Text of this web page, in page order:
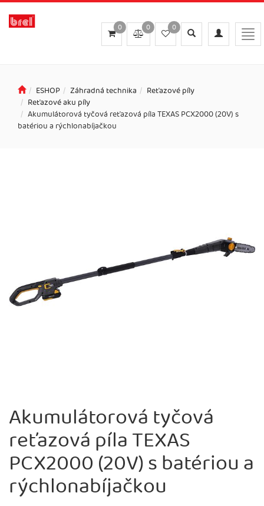
Toggle
navigation
Toggle
search
0
0
0
ESHOP Záhradná technika
Reťazové píly
Reťazové aku píly
Akumulátorová tyčová reťazová píla TEXAS PCX2000 (20V) s
batériou a rýchlonabíjačkou
Akumulátorová tyčová
reťazová píla TEXAS
PCX2000 (20V) s batériou a
rýchlonabíjačkou